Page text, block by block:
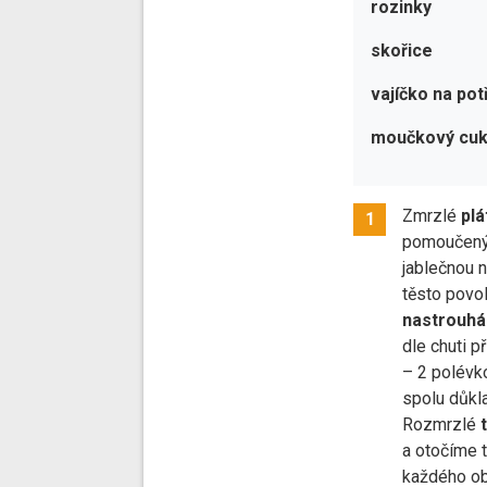
rozinky
skořice
vajíčko na
moučkový
1 Zmrzlé
jablečnou
těsto
dle chuti
– 2
spolu
Rozmrzlé
a otočíme
každého